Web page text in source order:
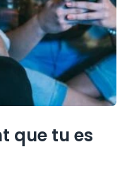
que tu es